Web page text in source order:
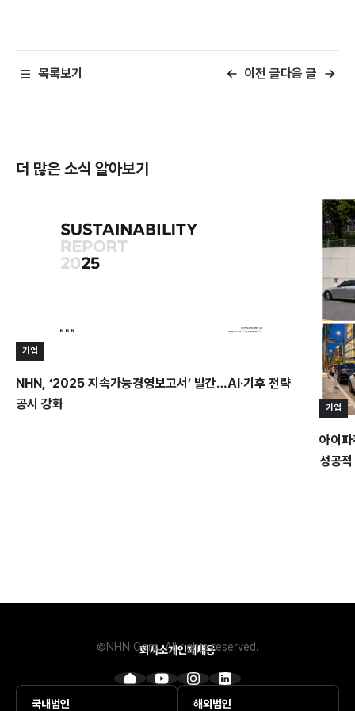
목록보기 이전 글다음 글
더 많은 소식 알아보기
기업
NHN, ‘2025 지속가능경영보고서’ 발간…AI·기후 전략
공시 강화
기업
아이
성공
회사소개인재채용
©NHN Corp. All rights reserved.
국내법인 해외법인